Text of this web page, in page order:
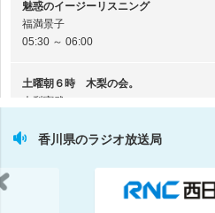
魅惑のイージーリスニング
福満景子
05:30 ～ 06:00
土曜朝６時 木梨の会。
木梨憲武
香川県のラジオ放送局